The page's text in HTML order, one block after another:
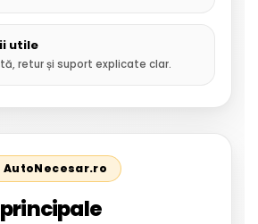
utile
retur și suport explicate clar.
AutoNecesar.ro